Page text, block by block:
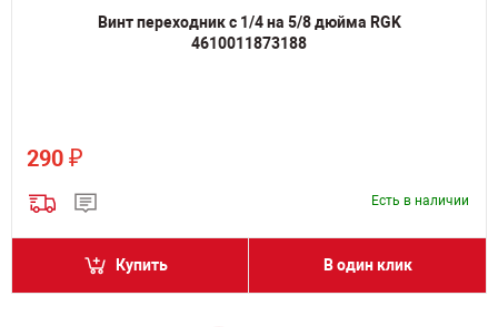
Винт переходник с 1/4 на 5/8 дюйма RGK
4610011873188
290 ₽
Есть в наличии
Купить В один клик